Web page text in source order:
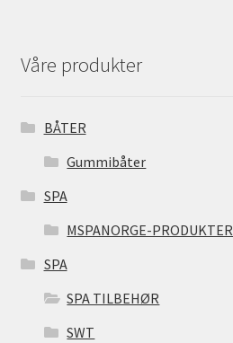
Våre produkter
BÅTER
Gummibåter
SPA
MSPANORGE-PRODUKTER
SPA
SPA TILBEHØR
SWT